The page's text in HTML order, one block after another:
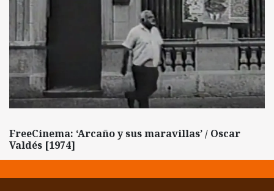
FreeCinema: ‘Arcaño y sus maravillas’ / Oscar
Valdés [1974]